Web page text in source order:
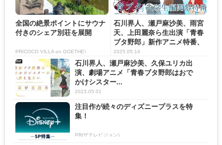
全国の絶景ポイントにサウナ
付きのシェア別荘を展開
PR(COCO VILLA on GOETHE)
石川界人、瀬戸麻沙美、雨宮
天、上田麗奈ら生出演「青春
ブタ野郎」新作アニメ特番、
A...
2025.05.14
石川界人、瀬戸麻沙美、久保ユリカ出
演、劇場アニメ「青春ブタ野郎はおで
かけシスター...
2023.05.01
注目作が続々のディズニープラスを特
集！
PR(ザテレビジョン)